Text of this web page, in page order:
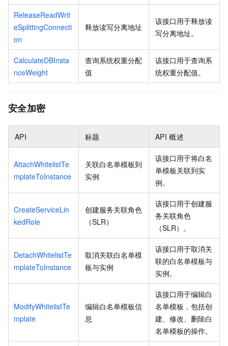
ReleaseReadWrit
eSplittingConnecti
on
释放读写分离地址
该接口用于释放读
写分离地址。
CalculateDBInsta
nceWeight
查询系统权重分配
值
该接口用于查询系
统权重分配值。
安全加密
API 标题 API 概述
AttachWhitelistTe
mplateToInstance
关联白名单模板到
实例
该接口用于将白名
单模板关联到实
例。
CreateServiceLin
kedRole
创建服务关联角色
（SLR）
该接口用于创建服
务关联角色
（SLR）。
DetachWhitelistTe
mplateToInstance
取消关联白名单模
板与实例
该接口用于取消关
联的白名单模板与
实例。
ModifyWhitelistTe
mplate
编辑白名单模板信
息
该接口用于编辑白
名单模板，包括创
建、修改、删除白
名单模板的操作。